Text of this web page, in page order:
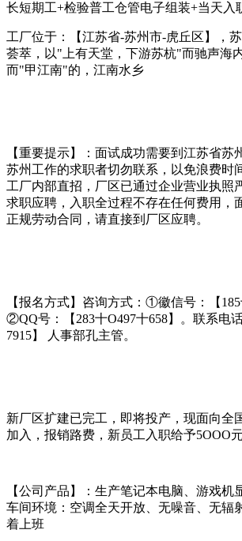
长短期工+检验普工仓管电子组装+当天入
工厂位于：【江苏省-苏州市-虎丘区】，
荟萃，以"上有天堂，下游苏杭"而驰声海
而"甲江南"的，江南水乡
【重要提示】：面试成功需要到江苏省苏
苏州工作的求职者切勿联系，以免浪费时
工厂内部直招，厂区已通过企业营业执照
求职应聘，入职全过程不存在任何费用，
正规劳动合同，请直接到厂区应聘。
【报名方式】咨询方式：①徽信号：【185
②QQ号：【283十O497十658】。联系电
7915】 人事部孔主管。
新厂区扩建已完工，即将投产，现面向全
加入，报销路费，新员工入职给予5OOO
【公司产品】：生产笔记本电脑、游戏机
车间环境：空调全天开放、无噪音、无辐
着上班